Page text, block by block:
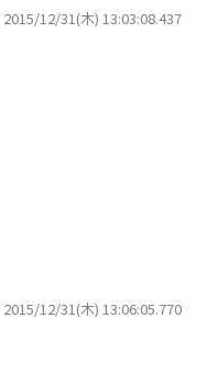
2015/12/31(木) 13:03:08.437
2015/12/31(木) 13:06:05.770